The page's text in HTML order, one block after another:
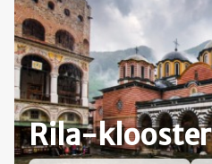
Rila-klooster